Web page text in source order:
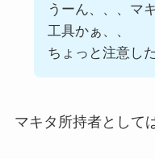
うーん、、、マ
工具かぁ、、
ちょっと注意し
マキタ所持者として